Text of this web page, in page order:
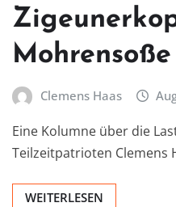
Mohrensoße
Clemens Haas
Eine Kolumne über die
Teilzeitpatrioten Clemens
WEITERLESEN